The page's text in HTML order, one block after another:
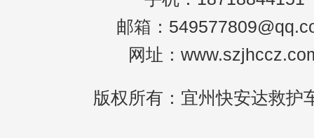
邮箱：
网址：
版权所有：宜州快安达救护